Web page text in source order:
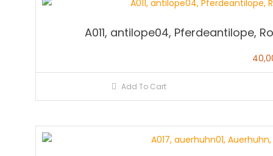
A011, antilope04, Pferdeantilope,
Add To Cart